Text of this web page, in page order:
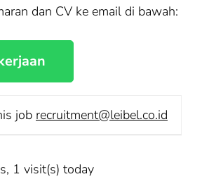
dan CV ke email di bawah:
job recruitment@leibel.co.id
1 visit(s) today